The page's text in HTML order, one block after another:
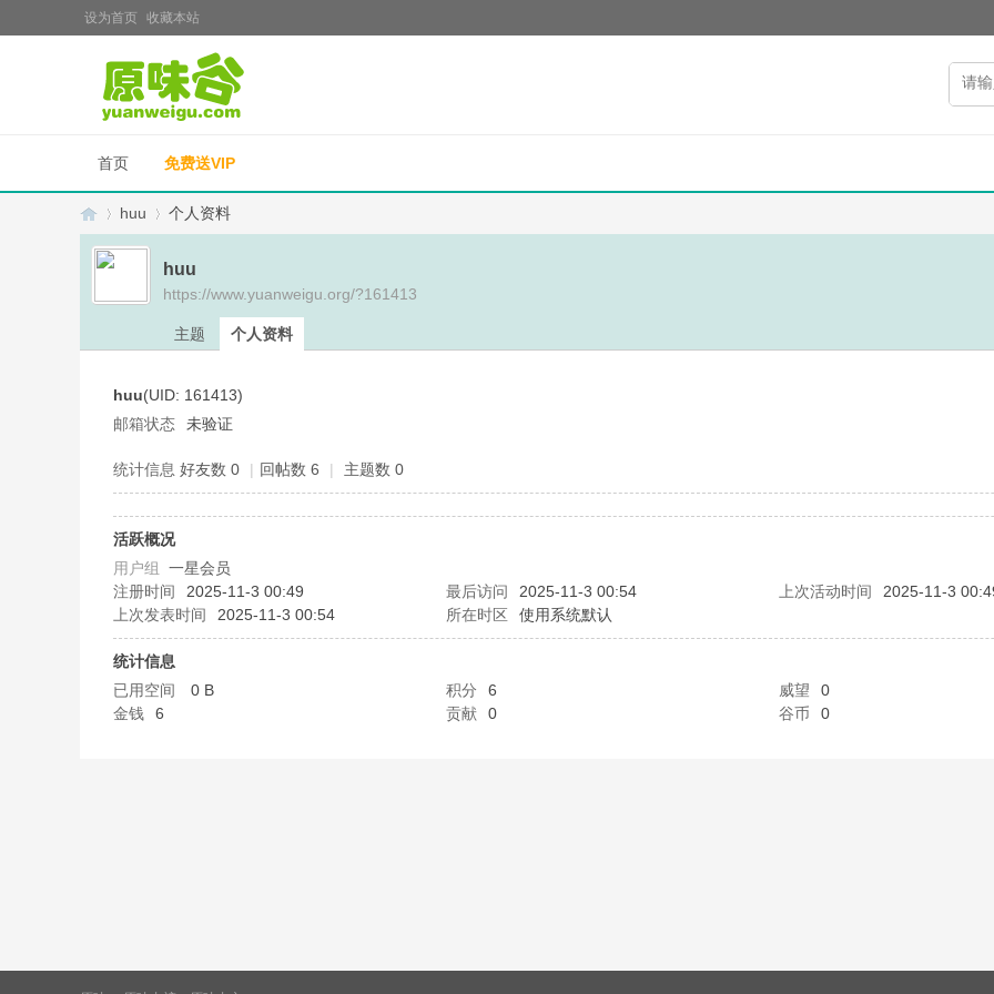
设为首页 收藏本站
首页 免费送VIP
原›
huu
›
个人资料
huu
https://www.yuanweigu.org/?161413
主题 个人资料
huu(UID: 161413)
邮箱状态
未验证
统计信息 好友数 0 | 回帖数 6 | 主题数 0
活跃概况
用户组 一星会员
注册时间
2025-11-3 00:49 最后访问 2025-11-3 00:54 上次活动时间
2025-11-3
上次发表时间
2025-11-3 00:54 所在时区 使用系统默认
统计信息
已用空间
0 B 积分 6 威望
0
金钱
6 贡献 0 谷币 0